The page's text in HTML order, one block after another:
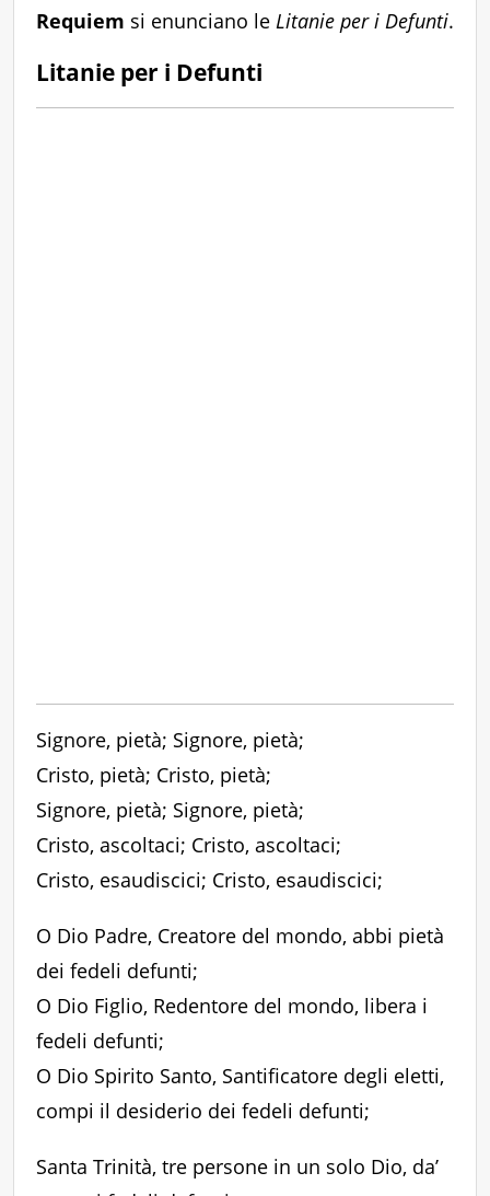
Requiem si enunciano le Litanie per i Defunti.
Litanie per i Defunti
Signore, pietà; Signore, pietà;
Cristo, pietà; Cristo, pietà;
Signore, pietà; Signore, pietà;
Cristo, ascoltaci; Cristo, ascoltaci;
Cristo, esaudiscici; Cristo, esaudiscici;
O Dio Padre, Creatore del mondo, abbi pietà
dei fedeli defunti;
O Dio Figlio, Redentore del mondo, libera i
fedeli defunti;
O Dio Spirito Santo, Santificatore degli eletti,
compi il desiderio dei fedeli defunti;
Santa Trinità, tre persone in un solo Dio, da’